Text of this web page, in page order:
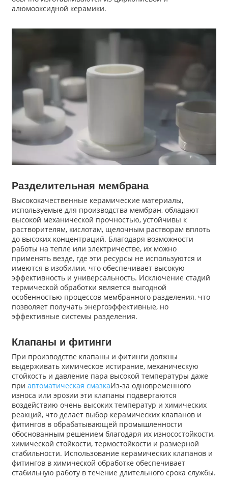
алюмооксидной керамики.
Разделительная мембрана
Высококачественные керамические материалы,
используемые для производства мембран, обладают
высокой механической прочностью, устойчивы к
растворителям, кислотам, щелочным растворам вплоть
до высоких концентраций. Благодаря возможности
работы на тепле или электричестве, их можно
применять везде, где эти ресурсы не используются и
имеются в изобилии, что обеспечивает высокую
эффективность и универсальность. Исключение стадий
термической обработки является выгодной
особенностью процессов мембранного разделения, что
позволяет получать энергоэффективные, но
эффективные системы разделения.
Клапаны и фитинги
При производстве клапаны и фитинги должны
выдерживать химическое истирание, механическую
стойкость и давление пара высокой температуры даже
при автоматическая смазкаИз-за одновременного
износа или эрозии эти клапаны подвергаются
воздействию очень высоких температур и химических
реакций, что делает выбор керамических клапанов и
фитингов в обрабатывающей промышленности
обоснованным решением благодаря их износостойкости,
химической стойкости, термостойкости и размерной
стабильности. Использование керамических клапанов и
фитингов в химической обработке обеспечивает
стабильную работу в течение длительного срока службы.